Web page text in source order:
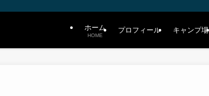
ホーム
HOME
プロフィール キャンプ場